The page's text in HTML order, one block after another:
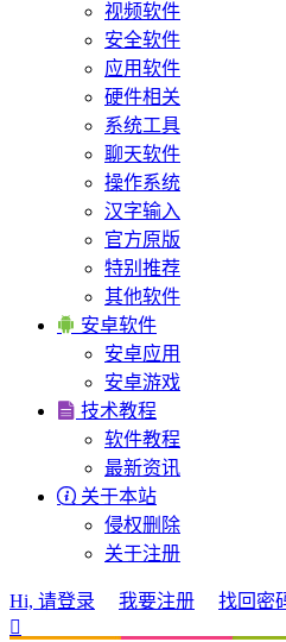
视频软件
安全软件
应用软件
硬件相关
系统工具
聊天软件
操作系统
汉字输入
官方原版
特别推荐
其他软件
 安卓软件
安卓应用
安卓游戏
 技术教程
软件教程
最新资讯
 关于本站
侵权删除
关于注册
Hi, 请登录 我要注册
找回密
